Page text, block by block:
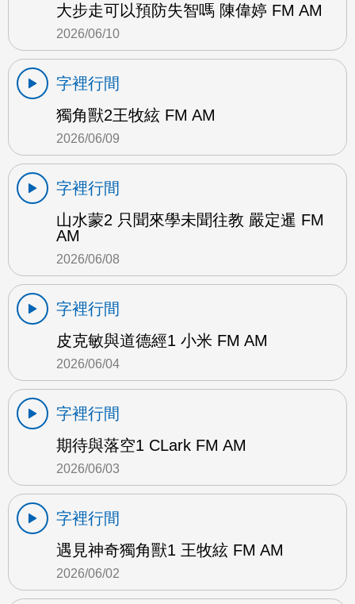
大步走可以預防失智嗎 陳偉婷 FM AM
2026/06/10
字裡行間
獨角獸2王牧絃 FM AM
2026/06/09
字裡行間
山水蒙2 只聞來學未聞往教 嚴定暹 FM
AM
2026/06/08
字裡行間
皮克敏與道德經1 小米 FM AM
2026/06/04
字裡行間
期待與落空1 CLark FM AM
2026/06/03
字裡行間
遇見神奇獨角獸1 王牧絃 FM AM
2026/06/02